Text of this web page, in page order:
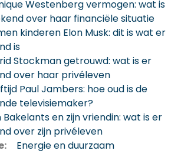
Westenberg vermogen: wat is
over haar financiële situatie
kinderen Elon Musk: dit is wat er
is
Stockman getrouwd: wat is er
over haar privéleven
Paul Jambers: hoe oud is de
televisiemaker?
Bakelants en zijn vriendin: wat is er
over zijn privéleven
Energie en duurzaam